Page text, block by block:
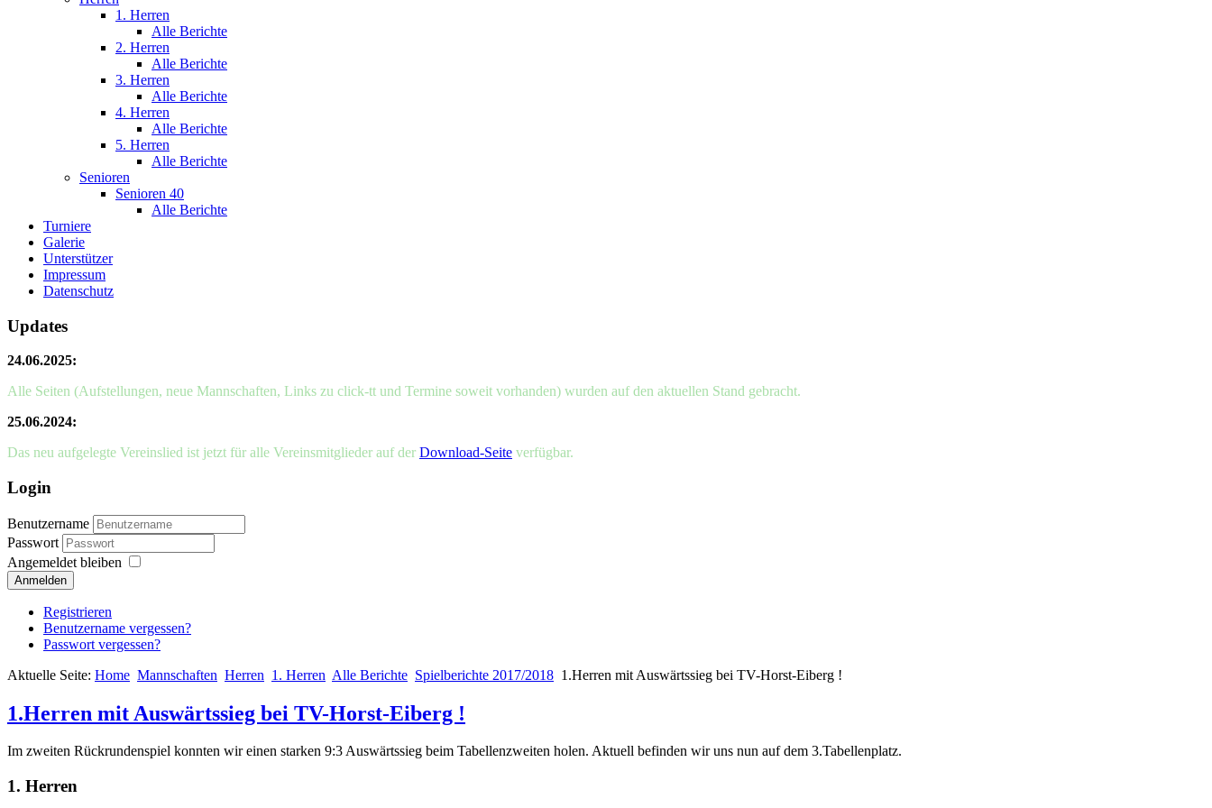
1. Herren
Alle Berichte
2. Herren
Alle Berichte
3. Herren
Alle Berichte
4. Herren
Alle Berichte
5. Herren
Alle Berichte
Senioren
Senioren 40
Alle Berichte
Turniere
Galerie
Unterstützer
Impressum
Datenschutz
Updates
24.06.2025:
Alle Seiten (Aufstellungen, neue Mannschaften, Links zu click-tt und Termine soweit vorhanden) wurden auf den aktuellen Stand gebracht.
25.06.2024:
Das neu aufgelegte Vereinslied ist jetzt für alle Vereinsmitglieder auf der Download-Seite verfügbar.
Login
Benutzername
Passwort
Angemeldet bleiben
Anmelden
Registrieren
Benutzername vergessen?
Passwort vergessen?
Aktuelle Seite: Home Mannschaften Herren 1. Herren Alle Berichte Spielberichte 2017/2018 1.Herren mit Auswärtssieg bei TV-Horst-Eiberg !
1.Herren mit Auswärtssieg bei TV-Horst-Eiberg !
Im zweiten Rückrundenspiel konnten wir einen starken 9:3 Auswärtssieg beim Tabellenzweiten holen. Aktuell befinden wir uns nun auf dem 3.Tabellenplatz.
1. Herren